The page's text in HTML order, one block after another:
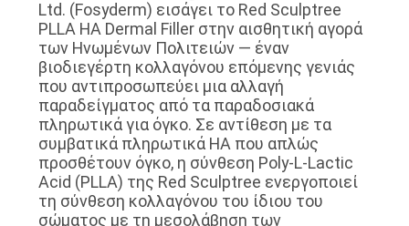
ΠΡΟΣΦΟΡΆ
SHOPPING
ONLINE
SITEMAP
Ltd. (Fosyderm) εισάγει το Red Sculptree
PLLA HA Dermal Filler στην αισθητική αγορά
των Ηνωμένων Πολιτειών — έναν
βιοδιεγέρτη κολλαγόνου επόμενης γενιάς
που αντιπροσωπεύει μια αλλαγή
παραδείγματος από τα παραδοσιακά
πληρωτικά για όγκο. Σε αντίθεση με τα
συμβατικά πληρωτικά HA που απλώς
προσθέτουν όγκο, η σύνθεση Poly-L-Lactic
Acid (PLLA) της Red Sculptree ενεργοποιεί
τη σύνθεση κολλαγόνου του ίδιου του
σώματος με τη μεσολάβηση των